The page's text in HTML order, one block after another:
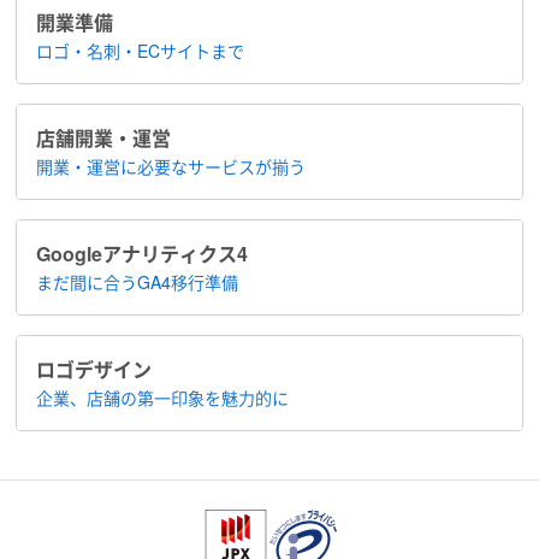
開業準備
ロゴ・名刺・ECサイトまで
店舗開業・運営
開業・運営に​必要なサービスが揃う
Google​アナリティクス4
まだ間に合う​GA4移行準備
ロゴデザイン
企業、店舗の​第一印象を魅力的に